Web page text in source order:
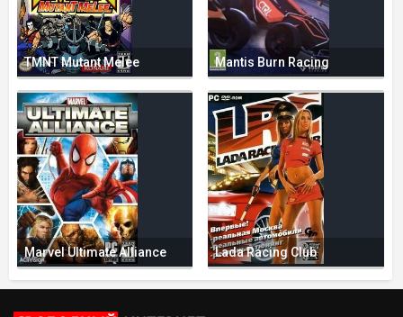
TMNT Mutant Melee Mantis Burn Racing
Marvel Ultimate Alliance Lada Racing Club